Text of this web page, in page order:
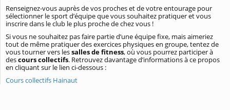
Renseignez-vous auprès de vos proches et de votre entourage pour
sélectionner le sport d’équipe que vous souhaitez pratiquer et vous
inscrire dans le club le plus proche de chez vous !
Si vous ne souhaitez pas faire partie d’une équipe fixe, mais aimeriez
tout de même pratiquer des exercices physiques en groupe, tentez de
vous tourner vers lessalles de fitness, où vous pourrez participer à
descours collectifs. Retrouvez davantage d’informations à ce propos
en cliquant sur le lien ci-dessous :
Cours collectifs Hainaut